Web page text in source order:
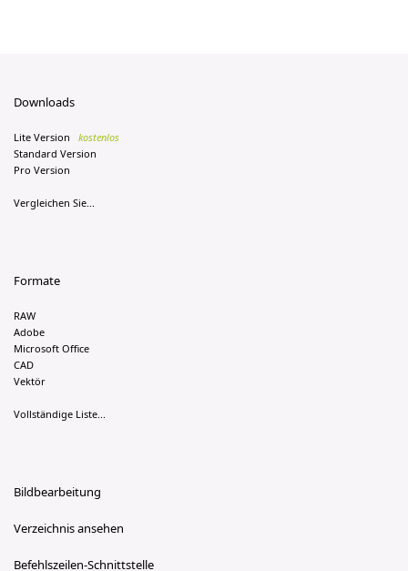
Downloads
Lite Version
kostenlos
Standard Version
Pro Version
Vergleichen Sie...
Formate
RAW
Adobe
Microsoft Office
CAD
Vektör
Vollständige Liste...
Bildbearbeitung
Verzeichnis ansehen
Befehlszeilen-Schnittstelle